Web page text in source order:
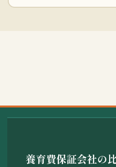
養育費保証会社の